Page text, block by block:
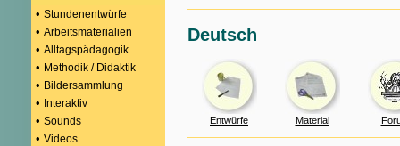
• Stundenentwürfe
• Arbeitsmaterialien
• Alltagspädagogik
• Methodik / Didaktik
• Bildersammlung
• Interaktiv
• Sounds
• Videos
Deutsch
Entwürfe Material